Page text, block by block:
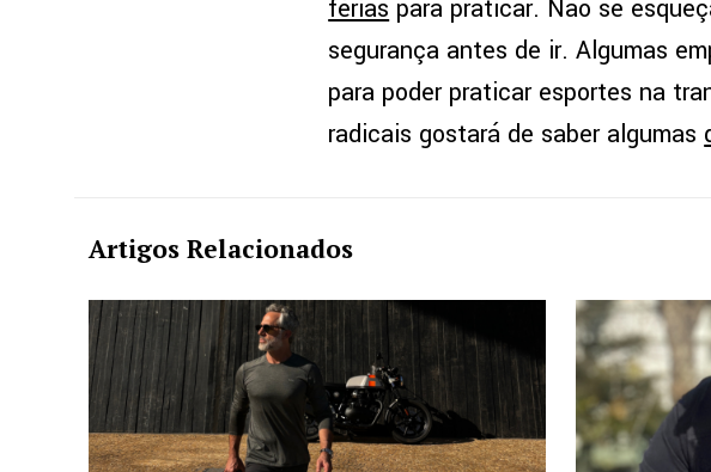
férias para praticar. Não se
segurança antes de ir. Algumas
para poder praticar esportes na
radicais gostará de saber algumas
Artigos Relacionados